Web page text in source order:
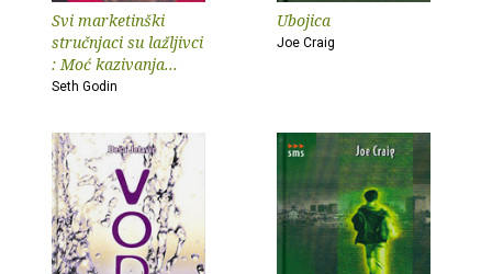
Svi marketinški
stručnjaci su lažljivci
: Moć kazivanja...
Seth Godin
Ubojica
Joe Craig